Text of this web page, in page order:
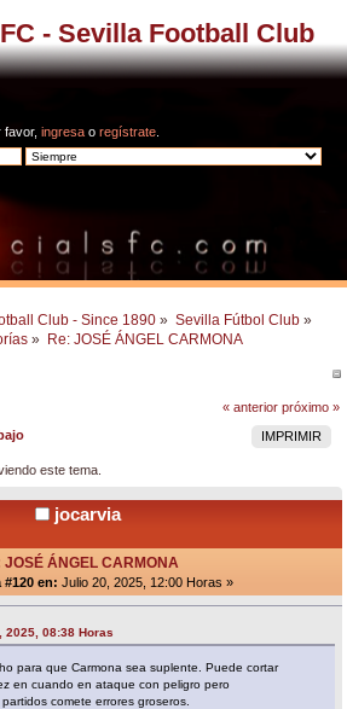
- Sevilla Football Club
favor, ingresa o regístrate
Club - Since 1890 » Sevilla Fútbol Club »
» Re: JOSÉ ÁNGEL CARMONA
« anterior próximo »
IMPRIMIR
este tema.
jocarvia
JOSÉ ÁNGEL CARMONA
#120 en: Julio 20, 2025, 12:00 Horas »
08:38 Horas
para que Carmona sea suplente. Puede cortar
en cuando en ataque con peligro pero
comete errores groseros.